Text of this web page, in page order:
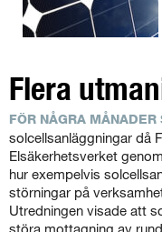
Flera
FÖR NÅGRA MÅNADER
solcellsanläggningar då
Elsäkerhetsverket
hur exempelvis
störningar på
Utredningen visade att
störa mottagning av